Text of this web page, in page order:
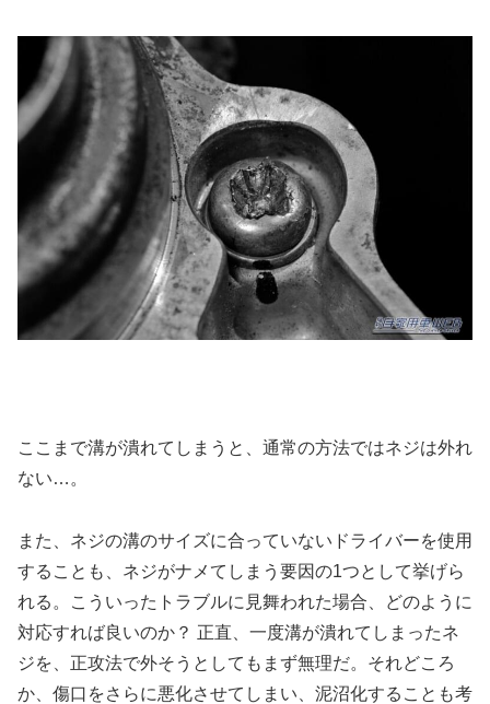
ここまで溝が潰れてしまうと、通常の方法ではネジは外れ
ない…。
また、ネジの溝のサイズに合っていないドライバーを使用
することも、ネジがナメてしまう要因の1つとして挙げら
れる。こういったトラブルに見舞われた場合、どのように
対応すれば良いのか？ 正直、一度溝が潰れてしまったネ
ジを、正攻法で外そうとしてもまず無理だ。それどころ
か、傷口をさらに悪化させてしまい、泥沼化することも考